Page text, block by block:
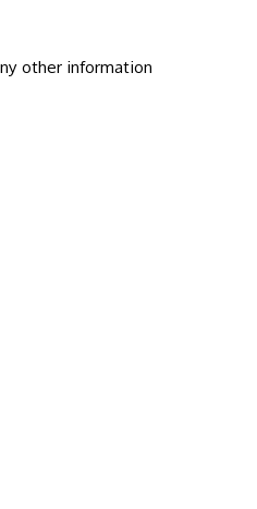
other information